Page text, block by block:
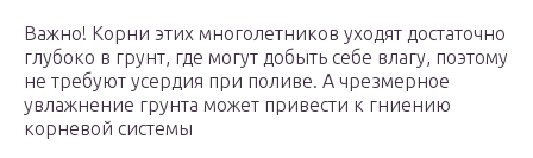
Важно! Корни этих многолетников уходят достаточно
глубоко в грунт, где могут добыть себе влагу, поэтому
не требуют усердия при поливе. А чрезмерное
увлажнение грунта может привести к гниению
корневой системы